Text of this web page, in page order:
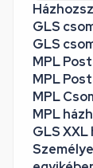
GLS
GLS
MPL
MPL
MPL
MPL
GLS